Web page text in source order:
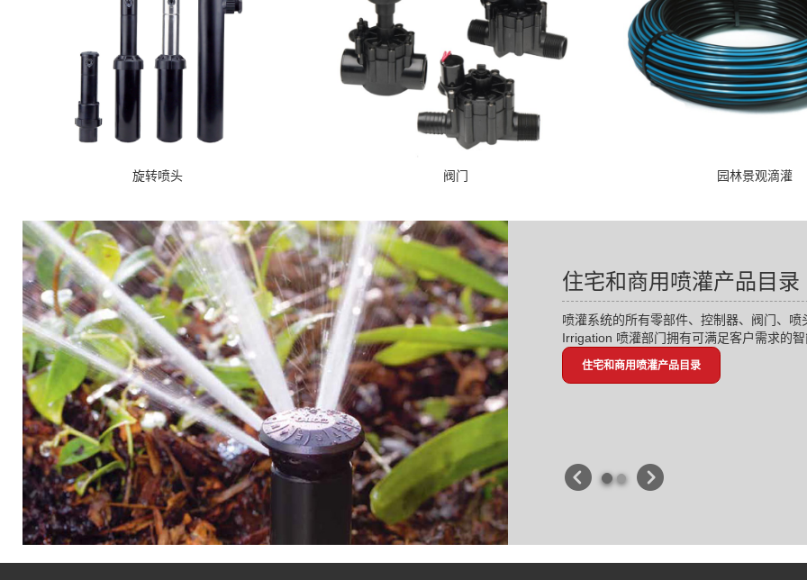
旋转喷头 阀门 园林景观滴灌
住宅和商用喷灌产品目录
喷灌系统的所有零部件、控制器、阀门、
Irrigation 喷灌部门拥有可满足客户需求的
住宅和商用喷灌产品目录